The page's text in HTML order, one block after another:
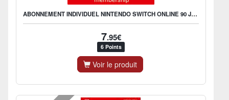
ABONNEMENT INDIVIDUEL NINTENDO SWITCH ONLINE 90 JOURS
7.95€
6 Points
Voir le produit